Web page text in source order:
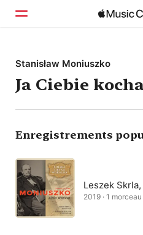
Accueil
Parcourir
Rechercher
Stanisław Moniuszko
Ja Ciebie
Enregistrements
Leszek
2019 · 1 morceau